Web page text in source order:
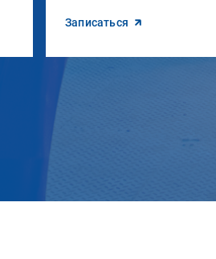
Записаться